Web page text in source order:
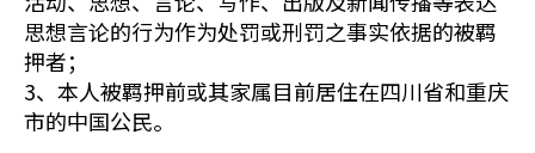
思想言论的行为作为处罚或刑罚之事实依据的被羁
押者；
3、本人被羁押前或其家属目前居住在四川省和重庆
市的中国公民。